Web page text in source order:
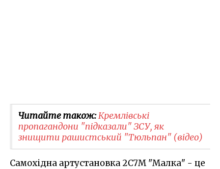
Читайте також:Кремлівські
пропагандони "підказали" ЗСУ, як
знищити рашистський "Тюльпан" (відео)
Самохідна артустановка 2С7М "Малка" - це